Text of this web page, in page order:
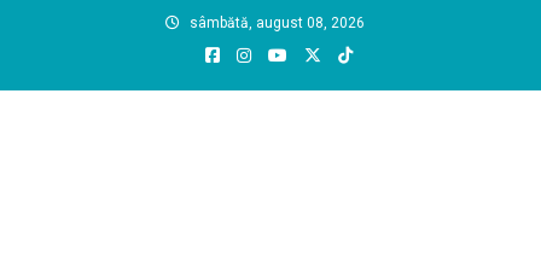
sâmbătă, august 08, 2026